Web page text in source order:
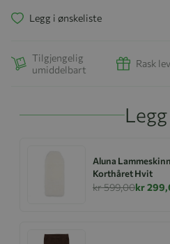
Legg i ønskeliste
Tilgjengelig
umiddelbart
Rask
Aluna
Korthåret Hvit
kr 599,00kr